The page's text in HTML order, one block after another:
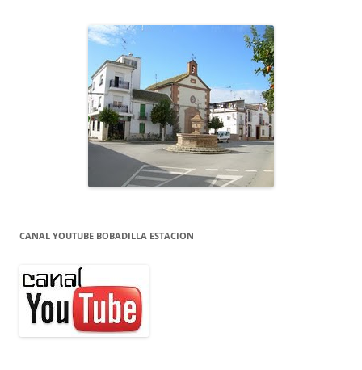
CANAL YOUTUBE BOBADILLA ESTACION